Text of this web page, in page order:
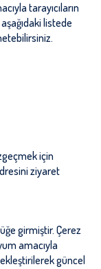
tarayıcıların
listede
için
ziyaret
girmiştir. Çerez
amacıyla
güncel